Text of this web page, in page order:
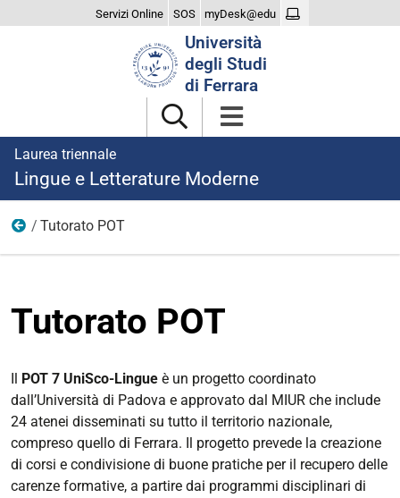
Servizi Online SOS myDesk@edu
Università
degli Studi
di Ferrara
Laurea triennale
Lingue e Letterature Moderne
Didattica
Tutorato POT
Tutorato POT
Il POT 7 UniSco-Lingue è un progetto coordinato
dall’Università di Padova e approvato dal MIUR che include
24 atenei disseminati su tutto il territorio nazionale,
compreso quello di Ferrara. Il progetto prevede la creazione
di corsi e condivisione di buone pratiche per il recupero delle
carenze formative, a partire dai programmi disciplinari di